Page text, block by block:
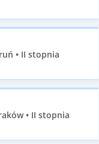
• II stopnia
• II stopnia